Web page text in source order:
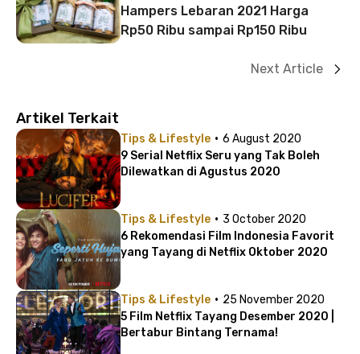
Hampers Lebaran 2021 Harga
Rp50 Ribu sampai Rp150 Ribu
Next Article
Artikel Terkait
Tips & Lifestyle · 6 August 2020
9 Serial Netflix Seru yang Tak Boleh
Dilewatkan di Agustus 2020
Tips & Lifestyle · 3 October 2020
6 Rekomendasi Film Indonesia Favorit
yang Tayang di Netflix Oktober 2020
Tips & Lifestyle · 25 November 2020
5 Film Netflix Tayang Desember 2020 |
Bertabur Bintang Ternama!